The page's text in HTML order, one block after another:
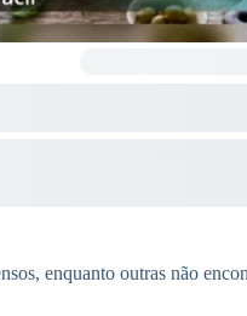
enquanto outras não